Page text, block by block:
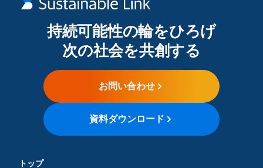
持続可能性の輪をひろげ
次の社会を共創する
お問い合わせ
資料ダウンロード
トップ